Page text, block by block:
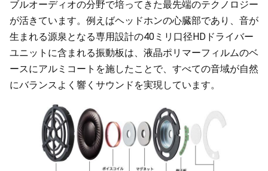
ブルオーディオの分野で培ってきた最先端のテクノロジー
が活きています。例えばヘッドホンの心臓部であり、音が
生まれる源泉となる専用設計の40ミリ口径HDドライバー
ユニットに含まれる振動板は、液晶ポリマーフィルムのベ
ースにアルミコートを施したことで、すべての音域が自然
にバランスよく響くサウンドを実現しています。